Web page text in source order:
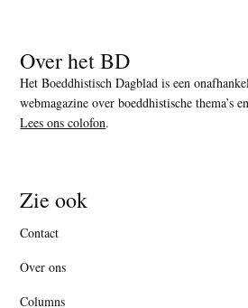
Over het BD
Het Boeddhistisch Dagblad is een
webmagazine over boeddhistische thema’s
Lees ons colofon.
Zie ook
Contact
Over ons
Columns